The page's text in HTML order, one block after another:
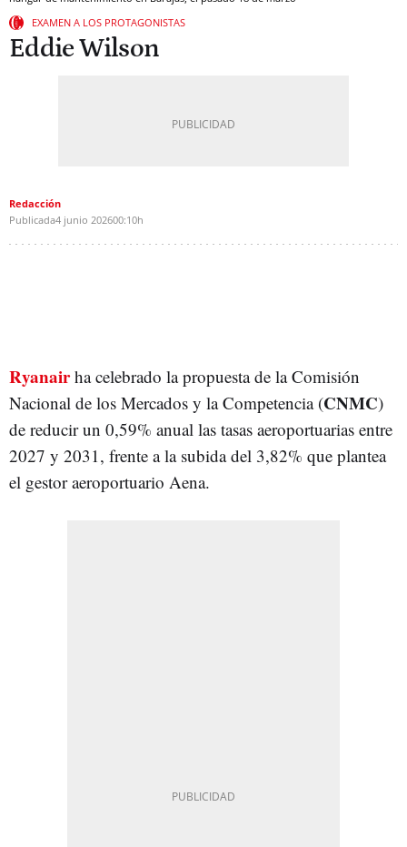
EXAMEN A LOS PROTAGONISTAS
Eddie Wilson
Redacción
Publicada4 junio 202600:10h
Ryanairha celebrado la propuesta de la Comisión
Nacional de los Mercados y la Competencia (CNMC)
de reducir un 0,59% anual las tasas aeroportuarias entre
2027 y 2031, frente a la subida del 3,82% que plantea
el gestor aeroportuario Aena.